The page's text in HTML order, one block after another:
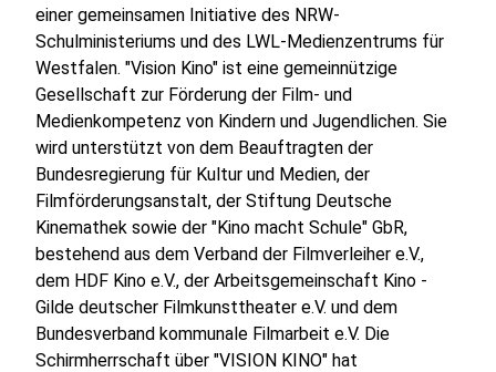
einer gemeinsamen Initiative des NRW-
Schulministeriums und des LWL-Medienzentrums für
Westfalen. "Vision Kino" ist eine gemeinnützige
Gesellschaft zur Förderung der Film- und
Medienkompetenz von Kindern und Jugendlichen. Sie
wird unterstützt von dem Beauftragten der
Bundesregierung für Kultur und Medien, der
Filmförderungsanstalt, der Stiftung Deutsche
Kinemathek sowie der "Kino macht Schule" GbR,
bestehend aus dem Verband der Filmverleiher e.V.,
dem HDF Kino e.V., der Arbeitsgemeinschaft Kino -
Gilde deutscher Filmkunsttheater e.V. und dem
Bundesverband kommunale Filmarbeit e.V. Die
Schirmherrschaft über "VISION KINO" hat